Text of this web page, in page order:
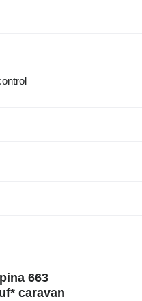
663
caravan